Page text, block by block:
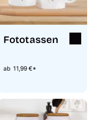
Fototassen
ab 11,99 €*